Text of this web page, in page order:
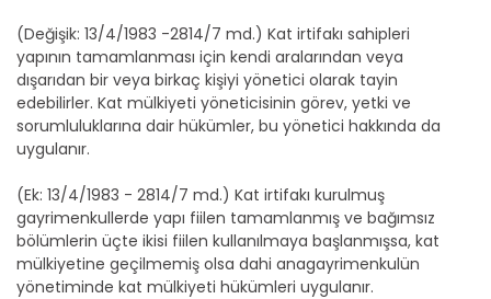
(Değişik: 13/4/1983 -2814/7 md.) Kat irtifakı sahipleri
yapının tamamlanması için kendi aralarından veya
dışarıdan bir veya birkaç kişiyi yönetici olarak tayin
edebilirler. Kat mülkiyeti yöneticisinin görev, yetki ve
sorumluluklarına dair hükümler, bu yönetici hakkında da
uygulanır.
(Ek: 13/4/1983 - 2814/7 md.) Kat irtifakı kurulmuş
gayrimenkullerde yapı fiilen tamamlanmış ve bağımsız
bölümlerin üçte ikisi fiilen kullanılmaya başlanmışsa, kat
mülkiyetine geçilmemiş olsa dahi anagayrimenkulün
yönetiminde kat mülkiyeti hükümleri uygulanır.